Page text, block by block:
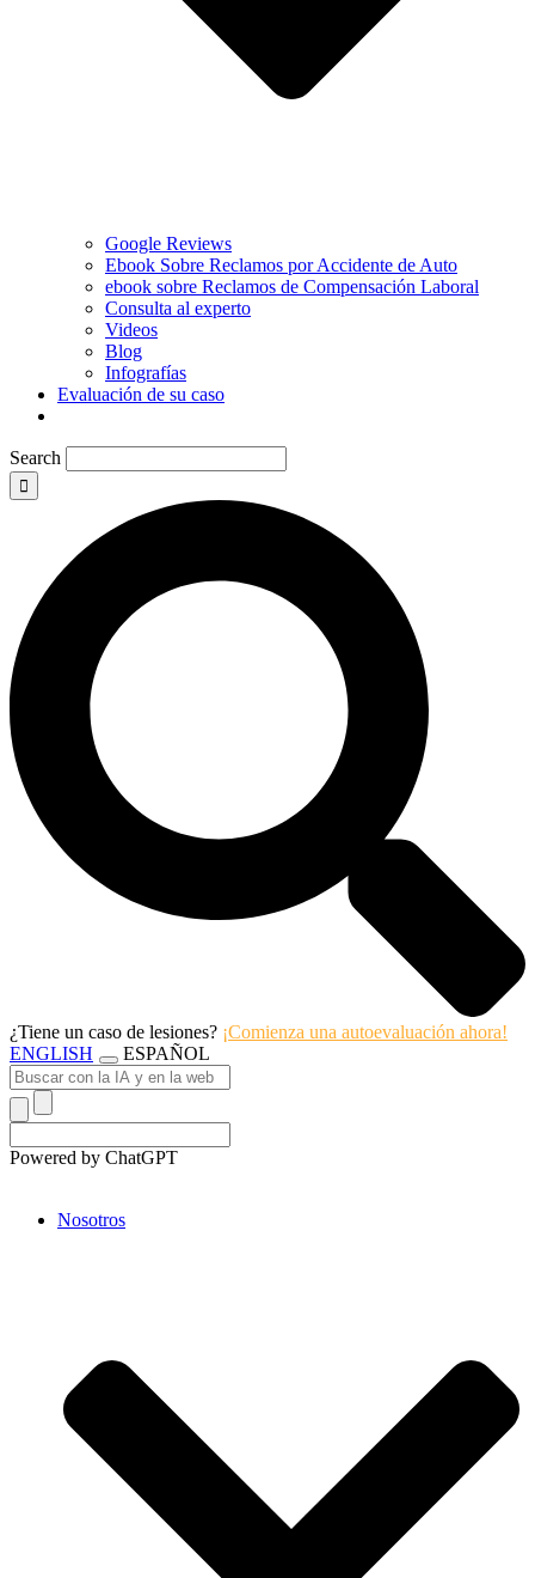
Google Reviews
Ebook Sobre Reclamos por Accidente de Auto
ebook sobre Reclamos de Compensación Laboral
Consulta al experto
Videos
Blog
Infografías
Evaluación de su caso
Search
¿Tiene un caso de lesiones? ¡Comienza una autoevaluación ahora!
ENGLISH
ESPAÑOL
Powered by ChatGPT
Nosotros